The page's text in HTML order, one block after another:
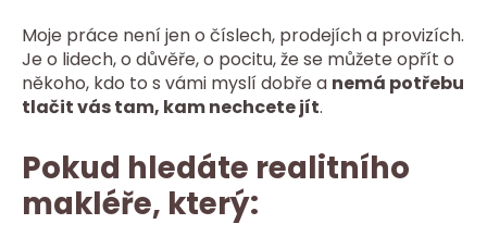
Moje práce není jen o číslech, prodejích a provizích.
Je o lidech, o důvěře, o pocitu, že se můžete opřít o
někoho, kdo to s vámi myslí dobře a nemá potřebu
tlačit vás tam, kam nechcete jít.
Pokud hledáte realitního
makléře, který: